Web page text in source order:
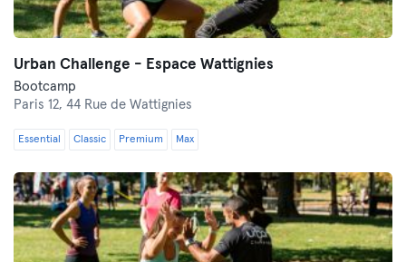
Urban Challenge - Espace Wattignies
Bootcamp
Paris 12, 44 Rue de Wattignies
Essential Classic Premium Max